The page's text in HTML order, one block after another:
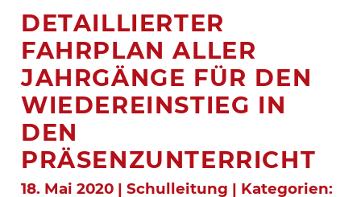
DETAILLIERTER
FAHRPLAN ALLER
JAHRGÄNGE FÜR DEN
WIEDEREINSTIEG IN
DEN
PRÄSENZUNTERRICHT
18. Mai 2020 | Schulleitung | Kategorien: